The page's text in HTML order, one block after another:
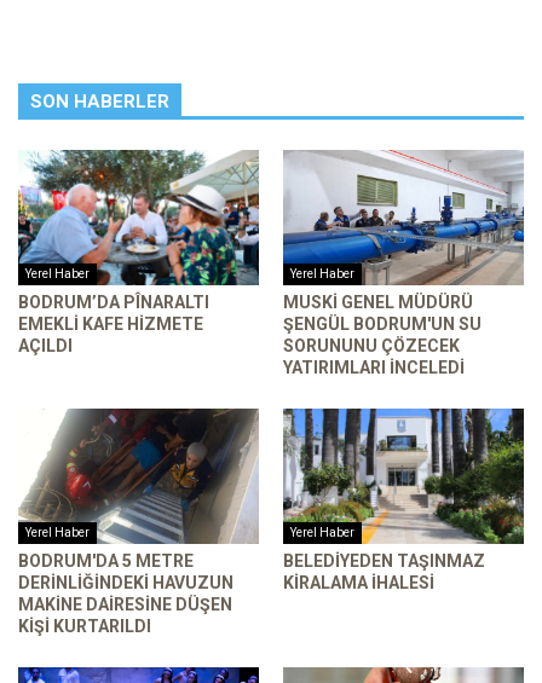
SON HABERLER
Yerel Haber
BODRUM’DA PÎNARALTI
EMEKLI KAFE HIZMETE
AÇILDI
Yerel Haber
MUSKİ GENEL MÜDÜRÜ
ŞENGÜL BODRUM'UN SU
SORUNUNU ÇÖZECEK
YATIRIMLARI INCELEDI
Yerel Haber
BODRUM'DA 5 METRE
DERINLIĞINDEKI HAVUZUN
MAKINE DAIRESINE DÜŞEN
KIŞI KURTARILDI
Yerel Haber
BELEDIYEDEN TAŞINMAZ
KIRALAMA İHALESI